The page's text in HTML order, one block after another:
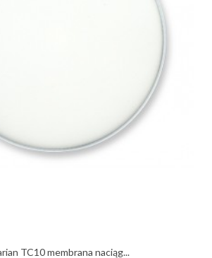
TC10 membrana naciąg...